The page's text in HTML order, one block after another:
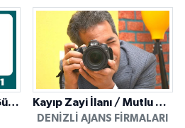
Denizli’de Temizliğin Güvenilir Adresi: Özkan Yerinde Yıkama Kayıp Zayi İlanı / Mutlu Ajans / Denizli
DENIZLI AJANS FIRMALARI